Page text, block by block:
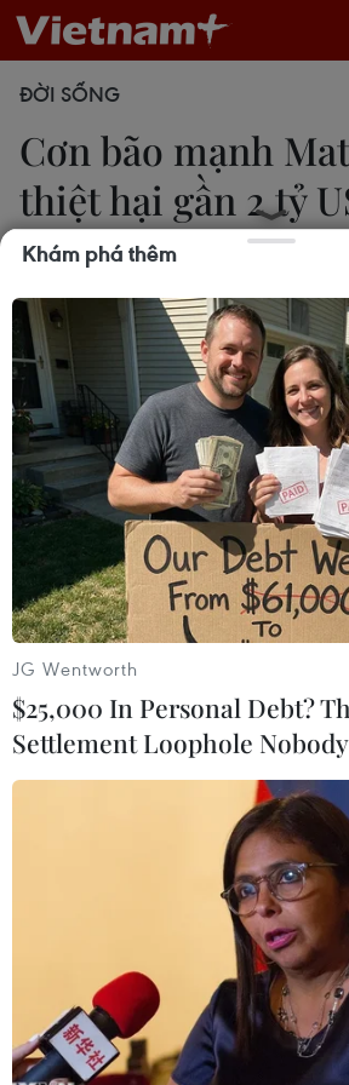
ĐỜI SỐNG
Cơn bão mạnh
thiệt hại gần 2 tỷ
Haiti
29/10/2016 10:57
Giới chức Haiti ngày 28/10 cho
Matthew đổ bộ vào miền Nam
10 đã gây thiệt hại gần 2 tỷ USD.
Người dân ở Leogane, Haiti đối phó
bão Matthew. (Nguồn:
Giới chức Haiti ngày 28/10 cho
mạnh Matthew đổ bộ vào
đầu tháng 10 đã gây thiệt hại
Trong một cuộc họp báo, các
tế và Tài chính Haiti dẫn số
Thế giới (WB) và Ngân hàng
Khám phá thêm
JG Wentworth
$25,000 In Personal Debt?
Settlement Loophole